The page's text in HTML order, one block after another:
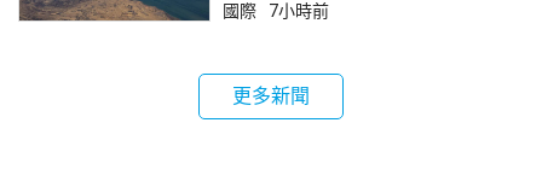
國際 7小時前
更多新聞